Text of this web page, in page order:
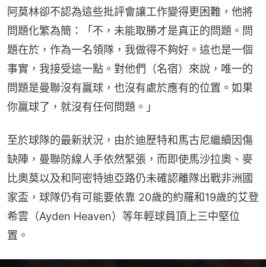
阿莫林卻不認為這些批評會讓工作變得更困難，他將
問題化繁為簡：「不，未能取勝才是真正的問題。問
題在於，作為一名領隊，我做得不夠好。這也是一個
事實，我接受這一點。對他們（名宿）來說，唯一的
問題是曼聯沒有贏球，也沒有處於應有的位置。如果
你贏球了，就沒有任何問題。」
至於球隊的最新狀況，由於迪歷特和馬古尼繼續因傷
缺陣，曼聯防線人手依然緊張，而即使馬沙拉奧、麥
比奧莫以及和阿密特迪亞路仍未確認離隊出戰非洲國
家盃，球隊仍有可能要依靠 20歲的約羅和19歲的艾登
希雲（Ayden Heaven）等年輕球員頂上三中堅位
置。